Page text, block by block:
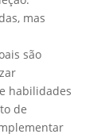
mas
são
habilidades
de